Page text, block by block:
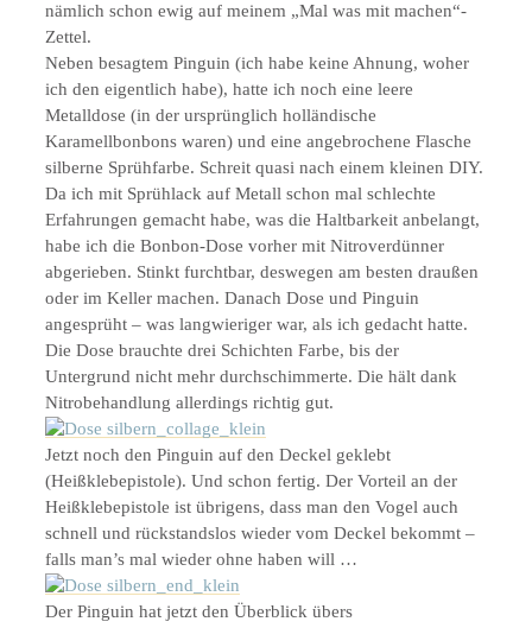
nämlich schon ewig auf meinem „Mal was mit machen“-
Zettel.
Neben besagtem Pinguin (ich habe keine Ahnung, woher
ich den eigentlich habe), hatte ich noch eine leere
Metalldose (in der ursprünglich holländische
Karamellbonbons waren) und eine angebrochene Flasche
silberne Sprühfarbe. Schreit quasi nach einem kleinen DIY.
Da ich mit Sprühlack auf Metall schon mal schlechte
Erfahrungen gemacht habe, was die Haltbarkeit anbelangt,
habe ich die Bonbon-Dose vorher mit Nitroverdünner
abgerieben. Stinkt furchtbar, deswegen am besten draußen
oder im Keller machen. Danach Dose und Pinguin
angesprüht – was langwieriger war, als ich gedacht hatte.
Die Dose brauchte drei Schichten Farbe, bis der
Untergrund nicht mehr durchschimmerte. Die hält dank
Nitrobehandlung allerdings richtig gut.
Jetzt noch den Pinguin auf den Deckel geklebt
(Heißklebepistole). Und schon fertig. Der Vorteil an der
Heißklebepistole ist übrigens, dass man den Vogel auch
schnell und rückstandslos wieder vom Deckel bekommt –
falls man’s mal wieder ohne haben will …
Der Pinguin hat jetzt den Überblick übers